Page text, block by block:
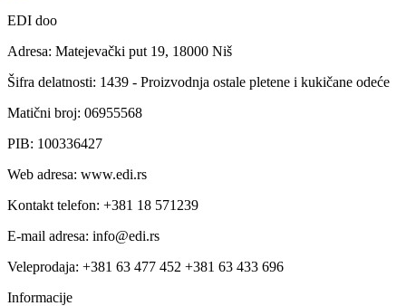
EDI doo
Adresa: Matejevački put 19, 18000 Niš
Šifra delatnosti: 1439 - Proizvodnja ostale pletene i kukičane odeće
Matični broj: 06955568
PIB: 100336427
Web adresa: www.edi.rs
Kontakt telefon: +381 18 571239
E-mail adresa: info@edi.rs
Veleprodaja: +381 63 477 452 +381 63 433 696
Informacije